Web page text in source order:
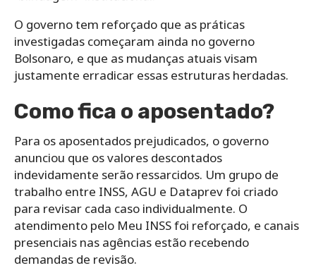
O governo tem reforçado que as práticas
investigadas começaram ainda no governo
Bolsonaro, e que as mudanças atuais visam
justamente erradicar essas estruturas herdadas.
Como fica o aposentado?
Para os aposentados prejudicados, o governo
anunciou que os valores descontados
indevidamente serão ressarcidos. Um grupo de
trabalho entre INSS, AGU e Dataprev foi criado
para revisar cada caso individualmente. O
atendimento pelo Meu INSS foi reforçado, e canais
presenciais nas agências estão recebendo
demandas de revisão.